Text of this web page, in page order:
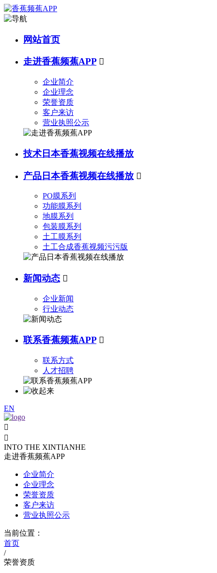
网站首页
走进香蕉频蕉APP 
企业简介
企业理念
荣誉资质
客户来访
营业执照公示
技术日本香蕉视频在线播放
产品日本香蕉视频在线播放 
PO膜系列
功能膜系列
地膜系列
包装膜系列
土工膜系列
土工合成香蕉视频污污版
新闻动态 
企业新闻
行业动态
联系香蕉频蕉APP 
联系方式
人才招聘
EN


INTO THE XINTIANHE
走进香蕉频蕉APP
企业简介
企业理念
荣誉资质
客户来访
营业执照公示
当前位置：
首页
/
荣誉资质